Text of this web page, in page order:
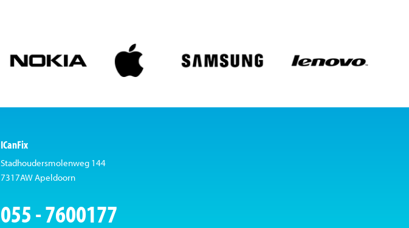
ICanFix
Stadhoudersmolenweg 144
7317AW Apeldoorn
055 - 7600177